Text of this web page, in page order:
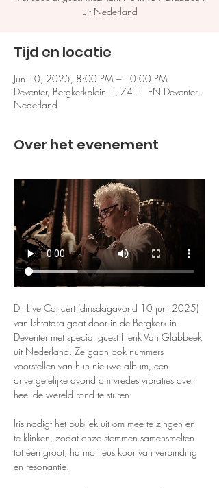
uit Nederland
Tijd en locatie
Jun 10, 2025, 8:00 PM – 10:00 PM
Deventer, Bergkerkplein 1, 7411 EN Deventer,
Nederland
Over het evenement
Dit Live Concert (dinsdagavond 10 juni 2025)
van Ishtatara gaat door in de Bergkerk in
Deventer met special guest Henk Van Glabbeek
uit Nederland. Ze gaan ook nummers
voorstellen van hun nieuwe album, een
onvergetelijke avond om vredes vibraties over
heel de wereld rond te sturen.
Iris nodigt het publiek uit om mee te zingen en
te klinken, zodat onze stemmen samensmelten
tot één groot, harmonieus koor van verbinding
en resonantie.